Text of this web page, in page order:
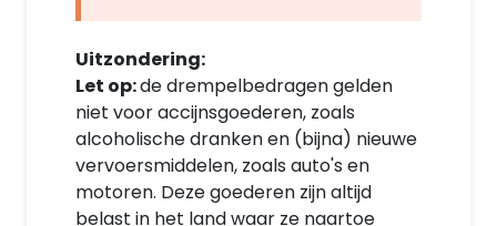
Uitzondering:
Let op:de drempelbedragen gelden
niet voor accijnsgoederen, zoals
alcoholische dranken en (bijna) nieuwe
vervoersmiddelen, zoals auto's en
motoren. Deze goederen zijn altijd
belast in het land waar ze naartoe